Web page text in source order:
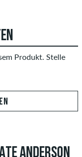
Produkt. Stelle
ANDERSON